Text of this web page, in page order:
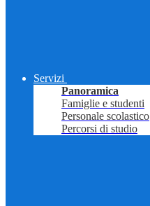
Servizi
Panoramica
Famiglie e studenti
Personale scolastico
Percorsi di studio